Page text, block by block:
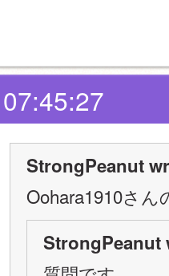
StrongPeanut
Oohara1910さ
StrongPeanut